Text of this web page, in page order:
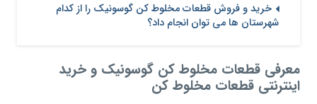
خرید و فروش قطعات مخلوط کن گوسونیک را از کدام
شهرستان ها می توان انجام داد؟
معرفی قطعات مخلوط کن گوسونیک و خرید
اینترنتی قطعات مخلوط کن